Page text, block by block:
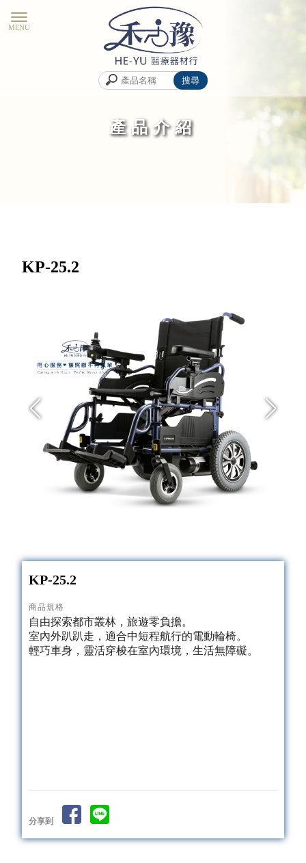
產品介紹
KP-25.2
KP-25.2
商品規格
自由探索都市叢林，旅遊零負擔。
室內外趴趴走，適合中短程航行的電動輪椅。
輕巧車身，靈活穿梭在室內環境，生活無障礙。
分享到